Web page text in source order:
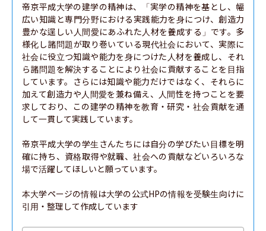
帝京平成大学の建学の精神は、「実学の精神を基とし、幅
広い知識と専門分野における実践能力を身につけ、創造力
豊かな逞しい人間愛にあふれた人材を養成する」です。多
様化し諸問題が取り巻いている現代社会において、実際に
社会に役立つ知識や能力を身につけた人材を養成し、それ
ら諸問題を解決することにより社会に貢献することを目指
しています。さらには知識や能力だけではなく、それらに
加えて創造力や人間愛を兼ね備え、人間性を持つことを要
求しており、この建学の精神を教育・研究・社会貢献を通
して一貫して実践しています。
帝京平成大学の学生さんたちには自分の学びたい目標を明
確に持ち、資格取得や就職、社会への貢献などいろいろな
場で活躍してほしいと願っています。
本大学ページの情報は大学の公式HPの情報を受験生向けに
引用・整理して作成しています